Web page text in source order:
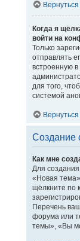
Когда я
войти на
Только
отправлять
встроенную
для того,
системой
Создание
Как мне
Для
«Новая
щёлкните по
Перечень
форума или
темы», «Вы